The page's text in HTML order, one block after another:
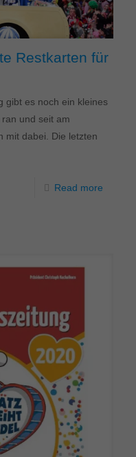
Restkarten für
gibt es noch ein kleines
und seit am
mit dabei. Die letzten
Read more